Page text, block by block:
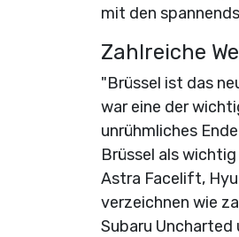
mit den
Zahlreiche
"Brüssel ist das
war eine der
unrühmliches
Brüssel als
Astra Facelift,
verzeichnen wie
Subaru Uncharted